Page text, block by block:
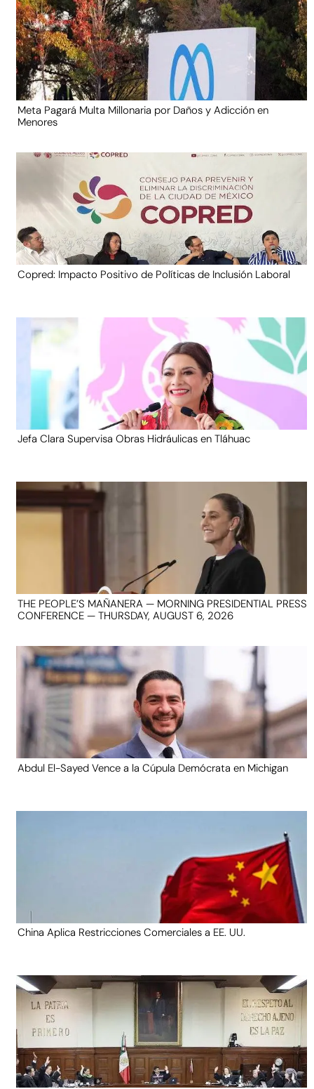
Meta Pagará Multa Millonaria por Daños y Adicción en
Menores
Copred: Impacto Positivo de Políticas de Inclusión Laboral
Jefa Clara Supervisa Obras Hidráulicas en Tláhuac
THE PEOPLE’S MAÑANERA — MORNING PRESIDENTIAL PRESS
CONFERENCE — THURSDAY, AUGUST 6, 2026
Abdul El-Sayed Vence a la Cúpula Demócrata en Michigan
China Aplica Restricciones Comerciales a EE. UU.